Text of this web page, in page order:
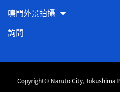
鳴門外景拍攝
詢問
Copyright© Naruto City, Tokushima